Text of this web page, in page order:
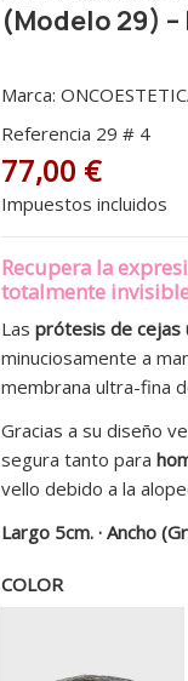
(Modelo 29)
Marca:
Referencia 29 # 4
77,00 €
Impuestos incluidos
Recupera la
totalmente
Las prótesis de cejas
minuciosamente a
membrana ultra-fina
Gracias a su diseño
segura tanto para
vello debido a la
Largo 5cm. · Ancho
COLOR